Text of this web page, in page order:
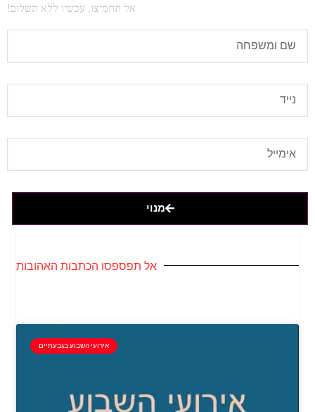
אל תחמיצו, עכשיו ללא תשלום!
מנוי
אל תפספסו הכתבות האהובות
אירועי השבוע בגבעתיים